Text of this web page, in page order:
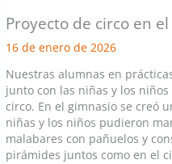
Proyecto de circo en
16 de enero de 2026
Nuestras alumnas en
junto con las niñas y los
circo. En el gimnasio se creó
niñas y los niños pudieron
malabares con pañuelos y
pirámides juntos como en el